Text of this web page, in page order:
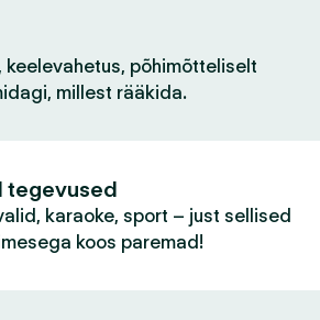
keelevahetus, põhimõtteliselt
millest rääkida.
tegevused
karaoke, sport – just sellised
koos paremad!